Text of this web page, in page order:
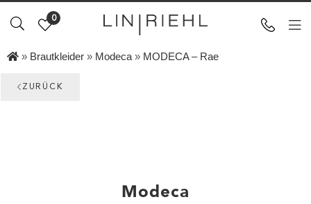
0
» Brautkleider » Modeca » MODECA – Rae
ZURÜCK
Modeca